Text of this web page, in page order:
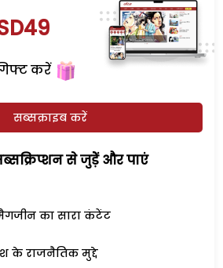
करें
सब्सक्राइब करें
से जुड़ेें और पाएं
का सारा कंटेंट
के राजनैतिक मुद्दे